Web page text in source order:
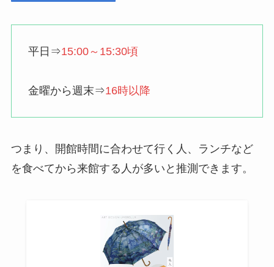
平日⇒15:00～15:30頃
金曜から週末⇒16時以降
つまり、開館時間に合わせて行く人、ランチなど
を食べてから来館する人が多いと推測できます。